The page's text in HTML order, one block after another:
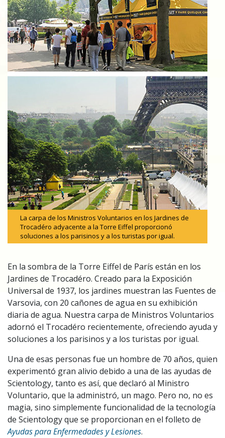
La carpa de los Ministros Voluntarios en los Jardines de
Trocadéro adyacente a la Torre Eiffel proporcionó
soluciones a los parisinos y a los turistas por igual.
En la sombra de la Torre Eiffel de París están en los
Jardines de Trocadéro. Creado para la Exposición
Universal de 1937, los jardines muestran las Fuentes de
Varsovia, con 20 cañones de agua en su exhibición
diaria de agua. Nuestra carpa de Ministros Voluntarios
adornó el Trocadéro recientemente, ofreciendo ayuda y
soluciones a los parisinos y a los turistas por igual.
Una de esas personas fue un hombre de 70 años, quien
experimentó gran alivio debido a una de las ayudas de
Scientology, tanto es así, que declaró al Ministro
Voluntario, que la administró, un mago. Pero no, no es
magia, sino simplemente funcionalidad de la tecnología
de Scientology que se proporcionan en el folleto de
Ayudas para Enfermedades y Lesiones.